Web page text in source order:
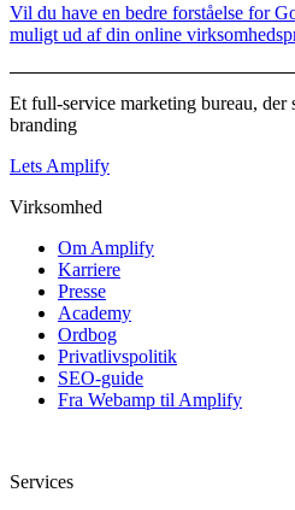
Vil du have en bedre forståelse for
muligt ud af din online
Et full-service marketing bureau, der
branding
Lets Amplify
Virksomhed
Om Amplify
Karriere
Presse
Academy
Ordbog
Privatlivspolitik
SEO-guide
Fra Webamp til Amplify
Services